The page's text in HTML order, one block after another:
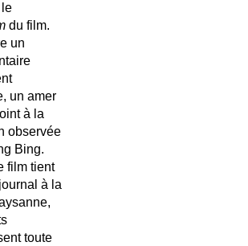
du film.
un
un amer
à la
observée
Bing.
film tient
à la
toute